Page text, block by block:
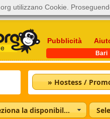
Pubblicità
Bari
» Hostess /
Seleziona la disponibilità
utilizzano Cookie.